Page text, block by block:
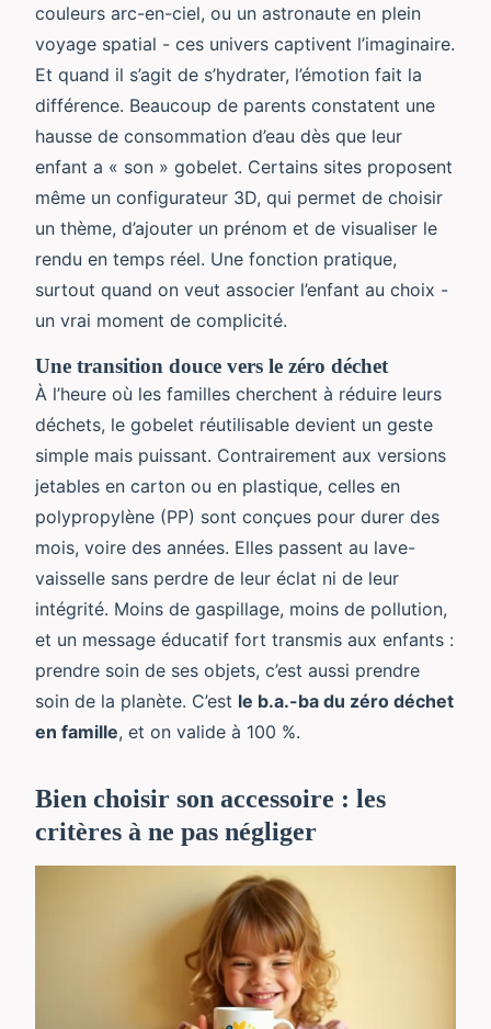
couleurs arc-en-ciel, ou un astronaute en plein
voyage spatial - ces univers captivent l’imaginaire.
Et quand il s’agit de s’hydrater, l’émotion fait la
différence. Beaucoup de parents constatent une
hausse de consommation d’eau dès que leur
enfant a « son » gobelet. Certains sites proposent
même un configurateur 3D, qui permet de choisir
un thème, d’ajouter un prénom et de visualiser le
rendu en temps réel. Une fonction pratique,
surtout quand on veut associer l’enfant au choix -
un vrai moment de complicité.
Une transition douce vers le zéro déchet
À l’heure où les familles cherchent à réduire leurs
déchets, le gobelet réutilisable devient un geste
simple mais puissant. Contrairement aux versions
jetables en carton ou en plastique, celles en
polypropylène (PP) sont conçues pour durer des
mois, voire des années. Elles passent au lave-
vaisselle sans perdre de leur éclat ni de leur
intégrité. Moins de gaspillage, moins de pollution,
et un message éducatif fort transmis aux enfants :
prendre soin de ses objets, c’est aussi prendre
soin de la planète. C’est le b.a.-ba du zéro déchet
en famille, et on valide à 100 %.
Bien choisir son accessoire : les
critères à ne pas négliger